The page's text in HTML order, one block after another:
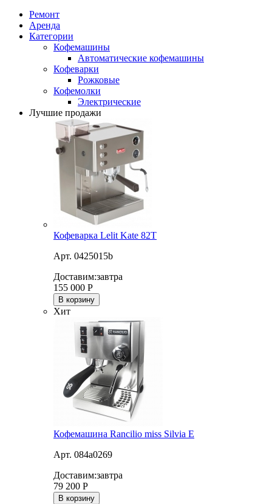
Ремонт
Аренда
Категории
Кофемашины
Автоматические кофемашины
Кофеварки
Рожковые
Кофемолки
Электрические
Лучшие продажи
Кофеварка Lelit Kate 82T
Арт. 0425015b
Доставим:завтра
155 000 Р
В корзину
Хит
Кофемашина Rancilio miss Silvia E
Арт. 084a0269
Доставим:завтра
79 200 Р
В корзину